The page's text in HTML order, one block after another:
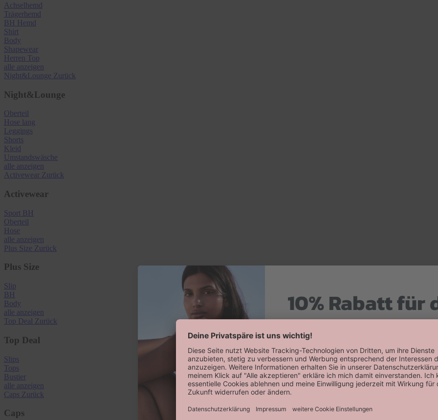
Achselhemd
Trägerhemd
BH Hemd
Shirt
Body
Shapewear
Herren Top
alle anzeigen
Night&Lounge Zurück
Night&Lounge
Oberteil
Hose lang
Leggings
Shorts
Kleid
Umstandswäsche
alle anzeigen
Activewear Zurück
Activewear
Sport BH
Oberteil
Hose
alle anzeigen
Plus Size Zurück
Plus Size
Slip
BH
Body
alle anzeigen
Top Deal Zurück
Top Deal
Slips
Tops
Bustier
alle anzeigen
Caps Zurück
Caps
10% Rabatt für
Willkommensrabatt auf deine erste
erhalten!